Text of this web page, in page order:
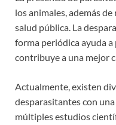
los animales, además
salud pública. La
forma periódica ayuda
contribuye a una mejor
Actualmente, existen
desparasitantes con
múltiples estudios